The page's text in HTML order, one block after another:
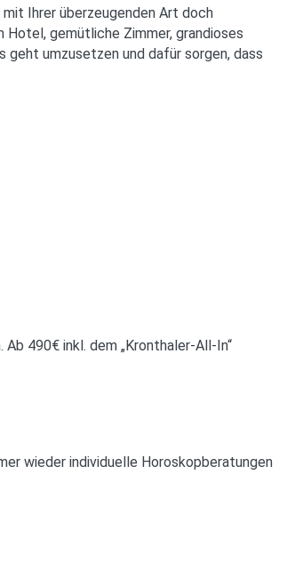
Ihrer überzeugenden Art doch
gemütliche Zimmer, grandioses
geht umzusetzen und dafür sorgen, dass
490€ inkl. dem „Kronthaler-All-In“
wieder individuelle Horoskopberatungen